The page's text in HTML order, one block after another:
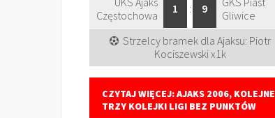
Częstochowa
1 : 9
Gliwice
Strzelcy bramek dla Ajaksu: Piotr
Kociszewski x1k
CZYTAJ WIĘCEJ: AJAKS 2006, KOLEJNE
TRZY KOLEJKI LIGI BEZ PUNKTÓW